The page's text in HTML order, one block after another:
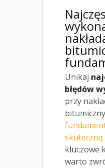
Unikaj
błędów
przy
skuteczną
kluczowe
warto